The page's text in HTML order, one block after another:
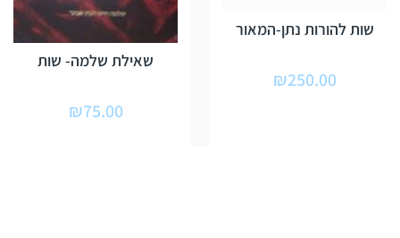
שות להורות נתן-המאור
₪250.00
שאילת שלמה- שות
₪75.00